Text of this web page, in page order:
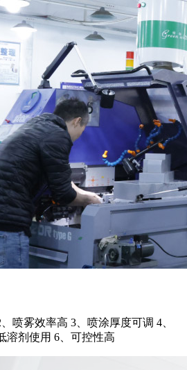
喷雾效率高 3、喷涂厚度可调 4、
溶剂使用 6、可控性高